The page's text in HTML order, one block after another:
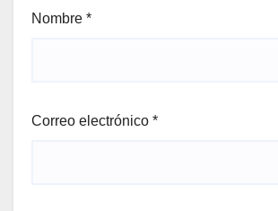
Nombre *
Correo electrónico *